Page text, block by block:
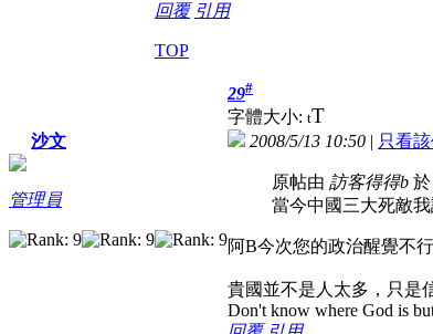
回覆 引用
TOP
沙文
管理員
29#
字體大小: tT
2008/5/13 10:50 | 只看
原帖由 訪客得得b 於
當今中國三大死敵
阿B今次您的政治醒覺不行
貴國並不是人太多，只是
Don't know where God is